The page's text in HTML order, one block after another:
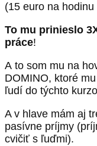
(15 euro na
To mu prinieslo
práce!
A to som mu na
DOMINO, ktoré
ľudí do týchto
A v hlave mám aj
pasívne príjmy
cvičiť s ľuďmi).